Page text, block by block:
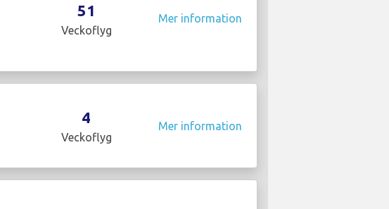
51
Veckoflyg
Mer information
4
Veckoflyg
Mer information